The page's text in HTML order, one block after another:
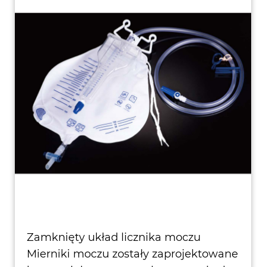
Zamknięty układ licznika moczu
Mierniki moczu zostały zaprojektowane